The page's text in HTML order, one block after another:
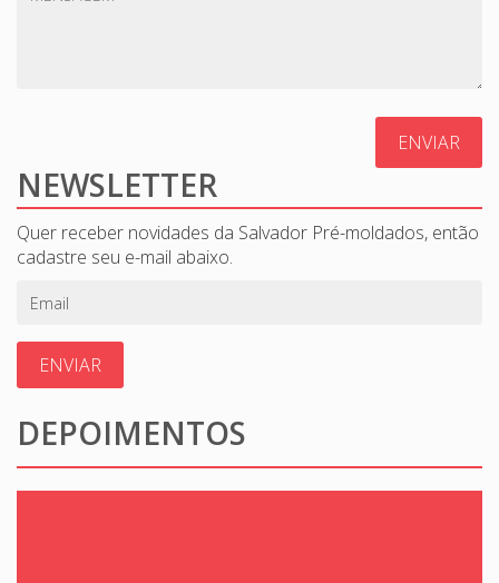
ENVIAR
NEWSLETTER
Quer receber novidades da Salvador Pré-moldados, então
cadastre seu e-mail abaixo.
ENVIAR
DEPOIMENTOS